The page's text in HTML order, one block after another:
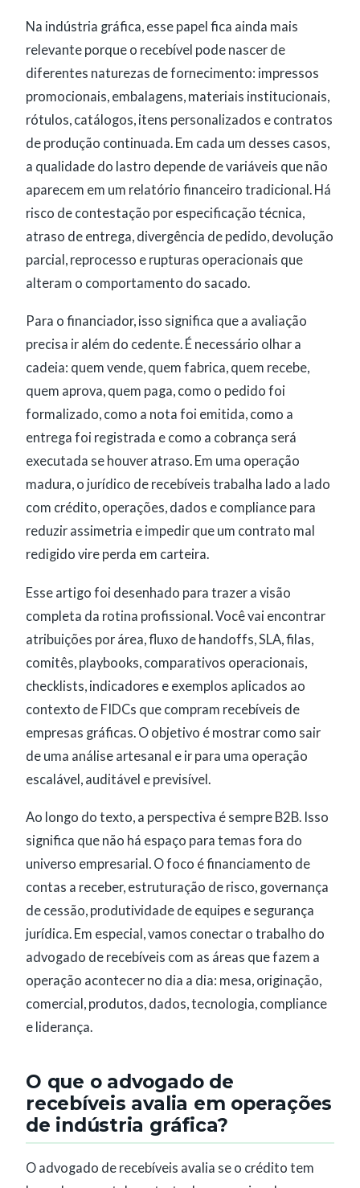
Na indústria gráfica, esse papel fica ainda mais
relevante porque o recebível pode nascer de
diferentes naturezas de fornecimento: impressos
promocionais, embalagens, materiais institucionais,
rótulos, catálogos, itens personalizados e contratos
de produção continuada. Em cada um desses casos,
a qualidade do lastro depende de variáveis que não
aparecem em um relatório financeiro tradicional. Há
risco de contestação por especificação técnica,
atraso de entrega, divergência de pedido, devolução
parcial, reprocesso e rupturas operacionais que
alteram o comportamento do sacado.
Para o financiador, isso significa que a avaliação
precisa ir além do cedente. É necessário olhar a
cadeia: quem vende, quem fabrica, quem recebe,
quem aprova, quem paga, como o pedido foi
formalizado, como a nota foi emitida, como a
entrega foi registrada e como a cobrança será
executada se houver atraso. Em uma operação
madura, o jurídico de recebíveis trabalha lado a lado
com crédito, operações, dados e compliance para
reduzir assimetria e impedir que um contrato mal
redigido vire perda em carteira.
Esse artigo foi desenhado para trazer a visão
completa da rotina profissional. Você vai encontrar
atribuições por área, fluxo de handoffs, SLA, filas,
comitês, playbooks, comparativos operacionais,
checklists, indicadores e exemplos aplicados ao
contexto de FIDCs que compram recebíveis de
empresas gráficas. O objetivo é mostrar como sair
de uma análise artesanal e ir para uma operação
escalável, auditável e previsível.
Ao longo do texto, a perspectiva é sempre B2B. Isso
significa que não há espaço para temas fora do
universo empresarial. O foco é financiamento de
contas a receber, estruturação de risco, governança
de cessão, produtividade de equipes e segurança
jurídica. Em especial, vamos conectar o trabalho do
advogado de recebíveis com as áreas que fazem a
operação acontecer no dia a dia: mesa, originação,
comercial, produtos, dados, tecnologia, compliance
e liderança.
O que o advogado de
recebíveis avalia em operações
de indústria gráfica?
O advogado de recebíveis avalia se o crédito tem